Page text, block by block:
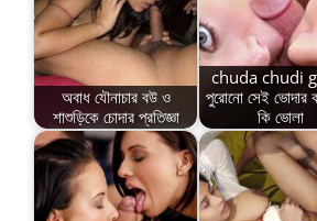
অবাধ যৌনাচার বউ ও
শাশুড়িকে চোদার প্রতিজ্ঞা
chuda chudi
পুরোনো সেই ভোদার
কি ভোলা